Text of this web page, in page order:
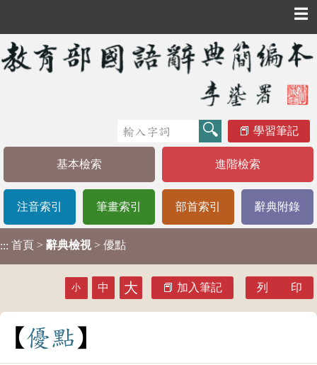
☰
學習筆記
基本檢索 進階檢索
注音索引 筆畫索引 部首索引 辭典附錄
::: 首頁 > 辭典檢視 > 優點
小 中 大 加入筆記 列 印
優點